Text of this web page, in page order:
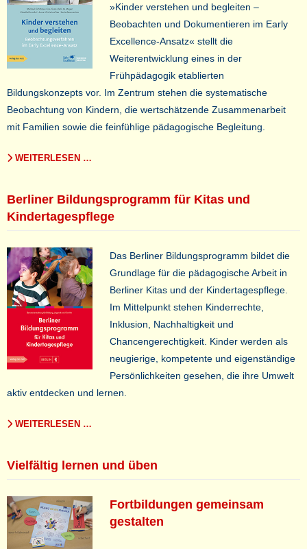
»Kinder verstehen und begleiten –
Beobachten und Dokumentieren im Early
Excellence-Ansatz« stellt die
Weiterentwicklung eines in der
Frühpädagogik etablierten
Bildungskonzepts vor. Im Zentrum stehen die systematische
Beobachtung von Kindern, die wertschätzende Zusammenarbeit
mit Familien sowie die feinfühlige pädagogische Begleitung.
WEITERLESEN …
Berliner Bildungsprogramm für Kitas und
Kindertagespflege
Das Berliner Bildungsprogramm bildet die
Grundlage für die pädagogische Arbeit in
Berliner Kitas und der Kindertagespflege.
Im Mittelpunkt stehen Kinderrechte,
Inklusion, Nachhaltigkeit und
Chancengerechtigkeit. Kinder werden als
neugierige, kompetente und eigenständige
Persönlichkeiten gesehen, die ihre Umwelt
aktiv entdecken und lernen.
WEITERLESEN …
Vielfältig lernen und üben
Fortbildungen gemeinsam
gestalten